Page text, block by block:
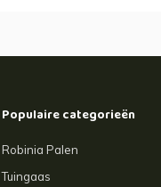
Populaire categorieën
Robinia Palen
Tuingaas